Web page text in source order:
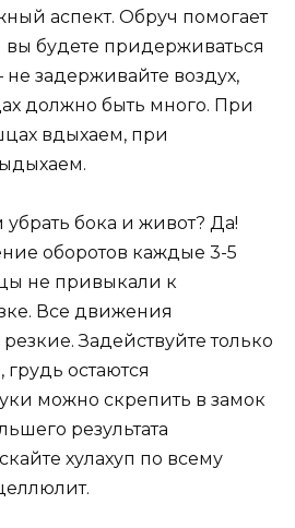
аспект. Обруч помогает
вы будете придерживаться
задерживайте воздух,
должно быть много. При
вдыхаем, при
бока и живот? Да!
оборотов каждые 3-5
не привыкали к
Все движения
Задействуйте только
остаются
можно скрепить в замок
результата
хулахуп по всему